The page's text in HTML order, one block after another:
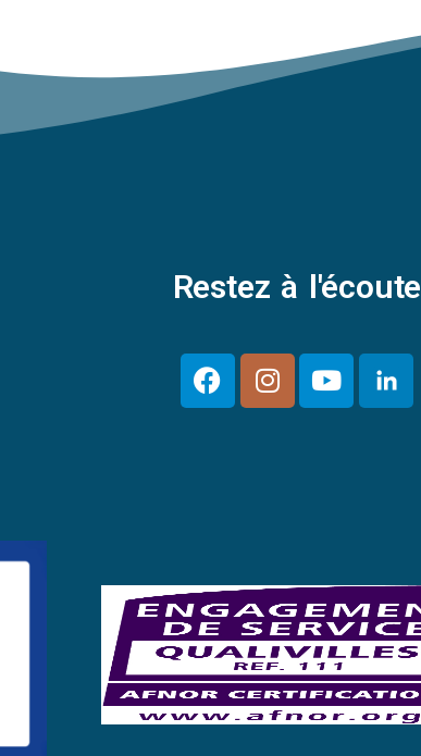
Restez à l'écoute